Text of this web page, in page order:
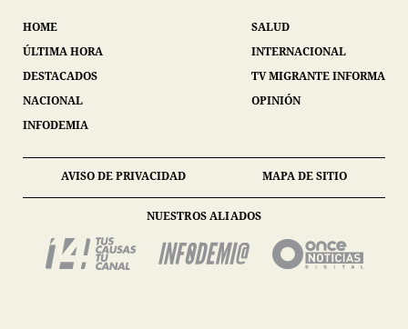
HOME
ÚLTIMA HORA
DESTACADOS
NACIONAL
INFODEMIA
SALUD
INTERNACIONAL
TV MIGRANTE INFORMA
OPINIÓN
AVISO DE PRIVACIDAD MAPA DE SITIO
NUESTROS ALIADOS